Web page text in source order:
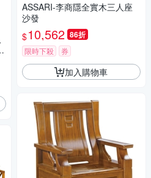
ASSARI-李商隱全實木三人座
沙發
$10,562 86折
限時下殺 券
加入購物車